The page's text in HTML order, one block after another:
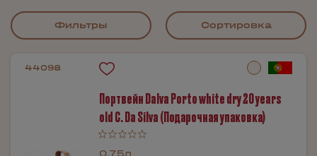
Фильтры Сортировка
44098
Портвейн Dalva Porto white dry 20 years
old C. Da Silva (Подарочная упаковка)
0.75л